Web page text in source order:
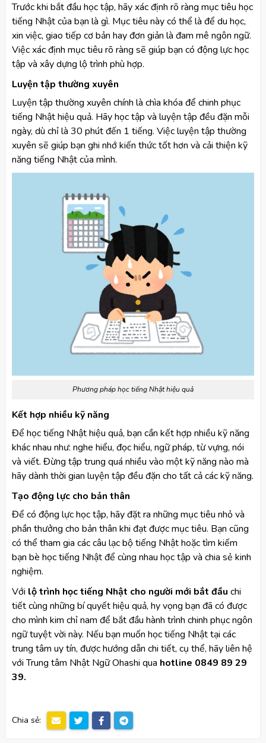
Trước khi bắt đầu học tập, hãy xác định rõ ràng mục tiêu học
tiếng Nhật của bạn là gì. Mục tiêu này có thể là để du học,
xin việc, giao tiếp cơ bản hay đơn giản là đam mê ngôn ngữ.
Việc xác định mục tiêu rõ ràng sẽ giúp bạn có động lực học
tập và xây dựng lộ trình phù hợp.
Luyện tập thường xuyên
Luyện tập thường xuyên chính là chìa khóa để chinh phục
tiếng Nhật hiệu quả. Hãy học tập và luyện tập đều đặn mỗi
ngày, dù chỉ là 30 phút đến 1 tiếng. Việc luyện tập thường
xuyên sẽ giúp bạn ghi nhớ kiến thức tốt hơn và cải thiện kỹ
năng tiếng Nhật của mình.
Phương pháp học tiếng Nhật hiệu quả
Kết hợp nhiều kỹ năng
Để học tiếng Nhật hiệu quả, bạn cần kết hợp nhiều kỹ năng
khác nhau như: nghe hiểu, đọc hiểu, ngữ pháp, từ vựng, nói
và viết. Đừng tập trung quá nhiều vào một kỹ năng nào mà
hãy dành thời gian luyện tập đều đặn cho tất cả các kỹ năng.
Tạo động lực cho bản thân
Để có động lực học tập, hãy đặt ra những mục tiêu nhỏ và
phần thưởng cho bản thân khi đạt được mục tiêu. Bạn cũng
có thể tham gia các câu lạc bộ tiếng Nhật hoặc tìm kiếm
bạn bè học tiếng Nhật để cùng nhau học tập và chia sẻ kinh
nghiệm.
Với lộ trình học tiếng Nhật cho người mới bắt đầu chi
tiết cùng những bí quyết hiệu quả, hy vọng bạn đã có được
cho mình kim chỉ nam để bắt đầu hành trình chinh phục ngôn
ngữ tuyệt vời này. Nếu bạn muốn học tiếng Nhật tại các
trung tâm uy tín, được hướng dẫn chi tiết, cụ thể, hãy liên hệ
với Trung tâm Nhật Ngữ Ohashi qua hotline 0849 89 29
39.
Chia sẻ: